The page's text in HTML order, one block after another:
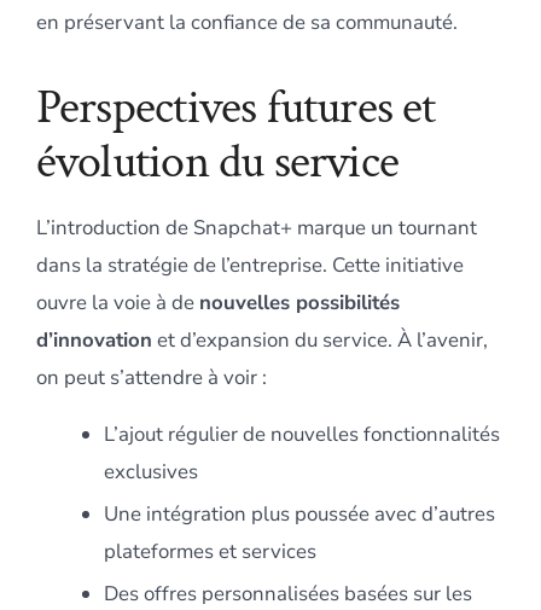
en préservant la confiance de sa communauté.
Perspectives futures et
évolution du service
L’introduction de Snapchat+ marque un tournant
dans la stratégie de l’entreprise. Cette initiative
ouvre la voie à de nouvelles possibilités
d’innovation et d’expansion du service. À l’avenir,
on peut s’attendre à voir :
L’ajout régulier de nouvelles fonctionnalités
exclusives
Une intégration plus poussée avec d’autres
plateformes et services
Des offres personnalisées basées sur les